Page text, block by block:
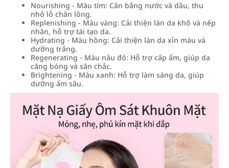
Nourishing - Màu tím: Cân bằng nước và dầu, thu
nhỏ lỗ chân lông.
Replenishing - Màu vàng: Cải thiện làn da khô và nếp
nhăn, hỗ trợ tái tạo da.
Hydrating - Màu hồng: Cải thiện làn da xỉn màu và
dưỡng trắng.
Regenerating - Màu nâu đỏ: Hỗ trợ cấp ẩm, giúp da
căng bóng và săn chắc.
Brightening - Màu xanh: Hỗ trợ làm sáng da, giúp
dưỡng ẩm sâu.